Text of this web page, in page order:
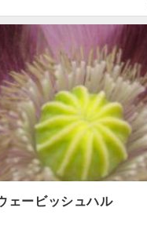
ェービッシュハル